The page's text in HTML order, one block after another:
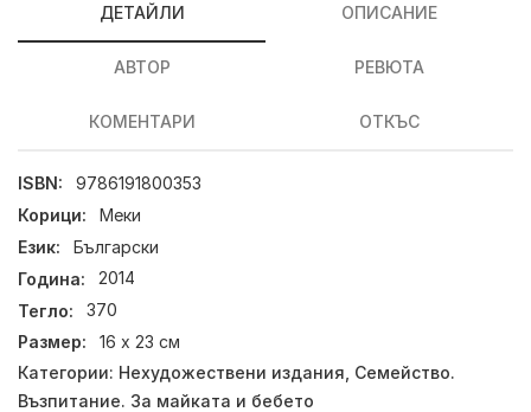
ДЕТАЙЛИ ОПИСАНИЕ
АВТОР РЕВЮТА
КОМЕНТАРИ ОТКЪС
ISBN:
9786191800353
Корици:
Меки
Език:
Български
Година:
2014
Тегло:
370
Размер:
16 х 23 см
Категории: Нехудожествени издания Семейство.
Възпитание. За майката и бебето